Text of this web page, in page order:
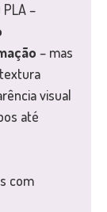
–
– mas
visual
até
com